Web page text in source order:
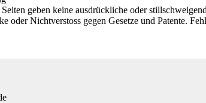
geben keine ausdrückliche oder
oder Nichtverstoss gegen Gesetze und Patente.